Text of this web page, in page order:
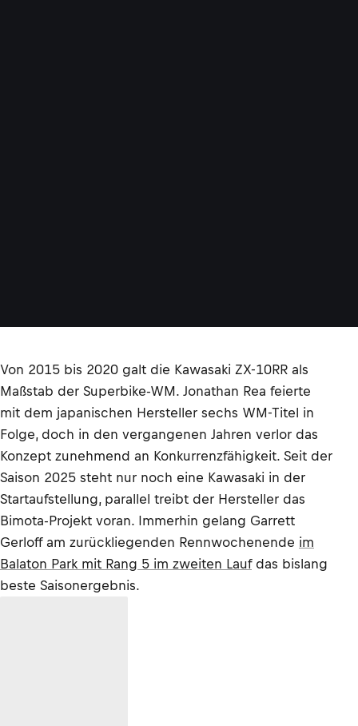
Von 2015 bis 2020 galt die Kawasaki ZX-10RR als
Maßstab der Superbike-WM. Jonathan Rea feierte
mit dem japanischen Hersteller sechs WM-Titel in
Folge, doch in den vergangenen Jahren verlor das
Konzept zunehmend an Konkurrenzfähigkeit. Seit der
Saison 2025 steht nur noch eine Kawasaki in der
Startaufstellung, parallel treibt der Hersteller das
Bimota-Projekt voran. Immerhin gelang Garrett
Gerloff am zurückliegenden Rennwochenende im
Balaton Park mit Rang 5 im zweiten Laufdas bislang
beste Saisonergebnis.